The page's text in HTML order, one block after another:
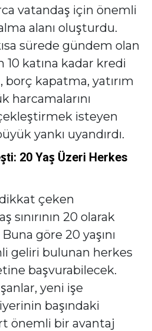
vatandaş için önemli
alanı oluşturdu.
sürede gündem olan
10 katına kadar kredi
borç kapatma, yatırım
harcamalarını
isteyen
yankı uyandırdı.
20 Yaş Üzeri Herkes
çeken
sınırının 20 olarak
göre 20 yaşını
geliri bulunan herkes
başvurabilecek.
yeni işe
başındaki
önemli bir avantaj